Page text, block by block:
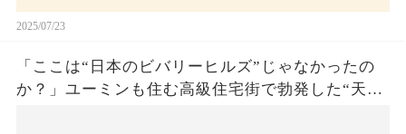
2025/07/23
「ここは“日本のビバリーヒルズ”じゃなかったの
か？」ユーミンも住む高級住宅街で勃発した“天井